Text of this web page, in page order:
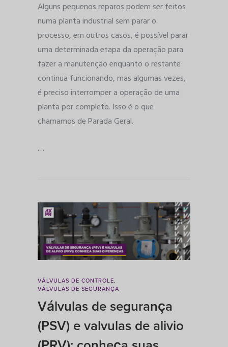
Alguns pequenos reparos podem ser feitos
numa planta industrial sem parar o
processo, em outros casos, é possível parar
uma determinada etapa da operação para
fazer a manutenção enquanto o restante
continua funcionando, mas algumas vezes,
é preciso interromper a operação de uma
planta por completo. Isso é o que
chamamos de Parada Geral.
…
VÁLVULAS DE CONTROLE,
VÁLVULAS DE SEGURANÇA
Válvulas de segurança
(PSV) e valvulas de alivio